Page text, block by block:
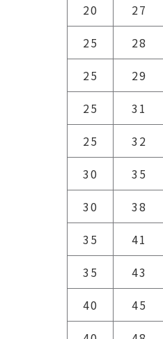
20 27
25 28
25 29
25 31
25 32
30 35
30 38
35 41
35 43
40 45